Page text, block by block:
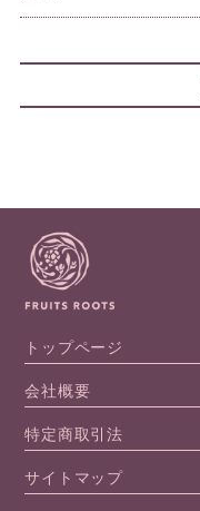
トップページ
会社概要
特定商取引法
サイトマップ